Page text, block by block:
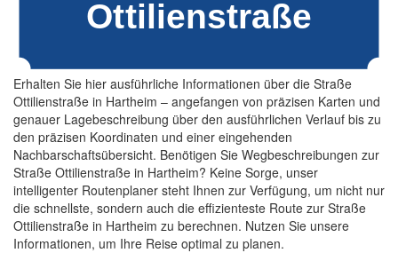
Erhalten Sie hier ausführliche Informationen über die Straße
Ottilienstraße in Hartheim – angefangen von präzisen Karten und
genauer Lagebeschreibung über den ausführlichen Verlauf bis zu
den präzisen Koordinaten und einer eingehenden
Nachbarschaftsübersicht. Benötigen Sie Wegbeschreibungen zur
Straße Ottilienstraße in Hartheim? Keine Sorge, unser
intelligenter Routenplaner steht Ihnen zur Verfügung, um nicht nur
die schnellste, sondern auch die effizienteste Route zur Straße
Ottilienstraße in Hartheim zu berechnen. Nutzen Sie unsere
Informationen, um Ihre Reise optimal zu planen.